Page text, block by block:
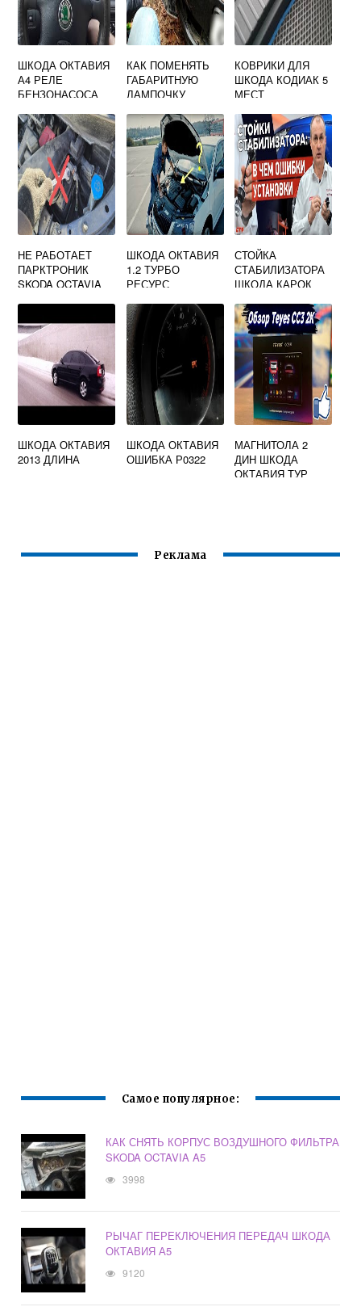
ШКОДА ОКТАВИЯ
А4 РЕЛЕ
БЕНЗОНАСОСА
КАК ПОМЕНЯТЬ
ГАБАРИТНУЮ
ЛАМПОЧКУ
КОВРИКИ ДЛЯ
ШКОДА КОДИАК 5
МЕСТ
НЕ РАБОТАЕТ
ПАРКТРОНИК
SKODA OCTAVIA
ШКОДА ОКТАВИЯ
1.2 ТУРБО
РЕСУРС
СТОЙКА
СТАБИЛИЗАТОРА
ШКОДА КАРОК
ШКОДА ОКТАВИЯ
2013 ДЛИНА
ШКОДА ОКТАВИЯ
ОШИБКА Р0322
МАГНИТОЛА 2
ДИН ШКОДА
ОКТАВИЯ ТУР
Реклама
Самое популярное:
КАК СНЯТЬ КОРПУС ВОЗДУШНОГО ФИЛЬТРА
SKODA OCTAVIA A5
3998
РЫЧАГ ПЕРЕКЛЮЧЕНИЯ ПЕРЕДАЧ ШКОДА
ОКТАВИЯ А5
9120